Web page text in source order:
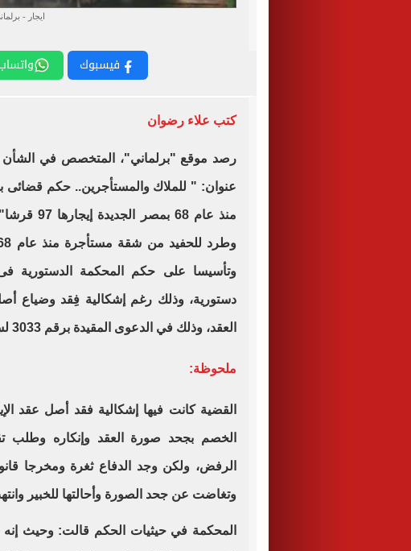
ايجار -
فيسبوك
كتب علاء رضوان
رصد موقع "برلماني"، المتخصص في الشأن
عنوان: " للملاك والمستأجرين.. حكم قضائى
منذ عام
دستورية، وذلك رغم إشكالية فِقد وضياع
العقد، وذلك في الدعوى المقيدة برقم 3033 لسنة 2022 إيجارات شمال القاهرة.
ملحوظة:
القضية كانت فيها إشكالية فقد أصل عقد
الخصم بجحد صورة العقد وإنكاره وطلب
الرفض، ولكن وجد الدفاع ثغرة ومخرجا
وتغاضت عن جحد الصورة وأحالتها للخبير
المحكمة في حيثيات الحكم قالت: وحيث